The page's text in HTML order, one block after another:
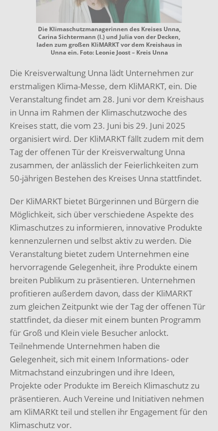
Die Klimaschutzmanagerinnen des Kreises Unna,
Carina Sichtermann (l.) und Julia von der Decken,
laden zum großen KliMARKT vor dem Kreishaus in
Unna ein. Foto: Leonie Joost – Kreis Unna
Die Kreisverwaltung Unna lädt Unternehmen zur
erstmaligen Klima-Messe, dem KliMARKT, ein. Die
Veranstaltung findet am 28. Juni vor dem Kreishaus
in Unna im Rahmen der Klimaschutzwoche des
Kreises statt, die vom 23. Juni bis 29. Juni 2025
organisiert wird. Der KliMARKT fällt zudem mit dem
Tag der offenen Tür der Kreisverwaltung Unna
zusammen, der anlässlich der Feierlichkeiten zum
50-jährigen Bestehen des Kreises Unna stattfindet.
Der KliMARKT bietet Bürgerinnen und Bürgern die
Möglichkeit, sich über verschiedene Aspekte des
Klimaschutzes zu informieren, innovative Produkte
kennenzulernen und selbst aktiv zu werden. Die
Veranstaltung bietet zudem Unternehmen eine
hervorragende Gelegenheit, ihre Produkte einem
breiten Publikum zu präsentieren. Unternehmen
profitieren außerdem davon, dass der KliMARKT
zum gleichen Zeitpunkt wie der Tag der offenen Tür
stattfindet, da dieser mit einem bunten Programm
für Groß und Klein viele Besucher anlockt.
Teilnehmende Unternehmen haben die
Gelegenheit, sich mit einem Informations- oder
Mitmachstand einzubringen und ihre Ideen,
Projekte oder Produkte im Bereich Klimaschutz zu
präsentieren. Auch Vereine und Initiativen nehmen
am KliMARKt teil und stellen ihr Engagement für den
Klimaschutz vor.